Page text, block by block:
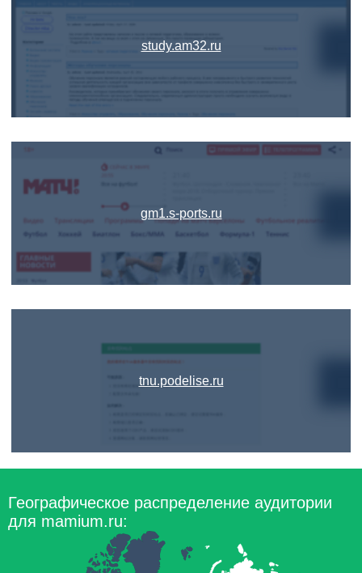
study.am32.ru
gm1.s-ports.ru
tnu.podelise.ru
Географическое распределение аудитории
для mamium.ru: